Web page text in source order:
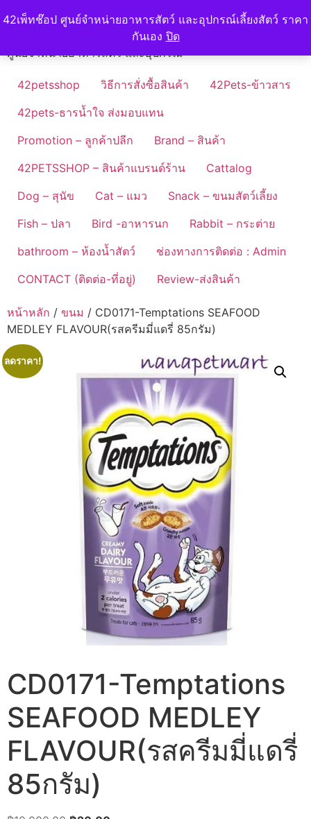
42เพ็ทช๊อป ศูนย์จำหน่ายอาหารสัตว์ และอุปกรณ์เลี้ยงสัตว์ ราคา
กันเอง ปิด
to42petshop
ศูนย์จำหน่ายอาหารสัตว์ และอุปกรณ์
42petsshop วิธีการสั่งซื้อสินค้า
42Pets-ข้าวสาร
42pets-ธารน้ำใจ ส่งมอบแทน
Promotion – ลูกค้าปลีก
Brand – สินค้า
42PETSSHOP – สินค้าแบรนด์ร้าน
Cattalog
Dog – สุนัข
Cat – แมว
Snack – ขนมสัตว์เลี้ยง
Fish – ปลา
Bird -อาหารนก
Rabbit – กระต่าย
bathroom – ห้องน้ำสัตว์
ช่องทางการติดต่อ : Admin
CONTACT (ติดต่อ-ที่อยู่)
Review-ส่งสินค้า
หน้าหลัก / ขนม / CD0171-Temptations SEAFOOD
MEDLEY FLAVOUR(รสครีมมี่แดรี่ 85กรัม)
ลดราคา!
CD0171-Temptations
SEAFOOD MEDLEY
FLAVOUR(รสครีมมี่แดรี่
85กรัม)